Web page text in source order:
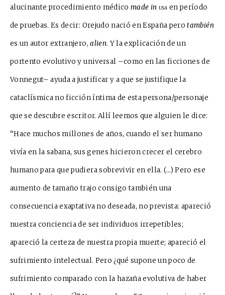
alucinante procedimiento médico made in usa en período
de pruebas. Es decir: Orejudo nació en España perotambién
es un autor extranjero,alien. Y la explicación de un
portento evolutivo y universal –como en las ficciones de
Vonnegut– ayuda a justificar y a que se justifique la
cataclísmica no ficción íntima de esta persona/personaje
que se descubre escritor. Allí leemos que alguien le dice:
“Hace muchos millones de años, cuando el ser humano
vivía en la sabana, sus genes hicieron crecer el cerebro
humano para que pudiera sobrevivir en ella. (…) Pero ese
aumento de tamaño trajo consigo también una
consecuencia exaptativa no deseada, no prevista: apareció
nuestra conciencia de ser individuos irrepetibles;
apareció la certeza de nuestra propia muerte; apareció el
sufrimiento intelectual. Pero ¿qué supone un poco de
sufrimiento comparado con la hazaña evolutiva de haber